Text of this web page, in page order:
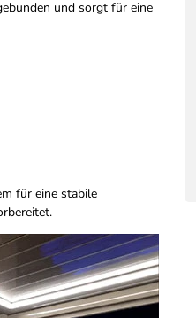
und sorgt für eine
für eine stabile